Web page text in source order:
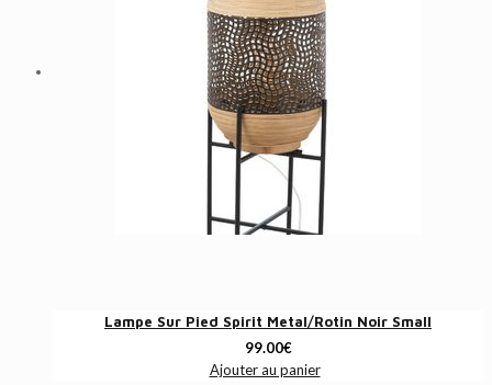
Lampe Sur Pied Spirit Metal/Rotin Noir Small
99.00€
Ajouter au panier